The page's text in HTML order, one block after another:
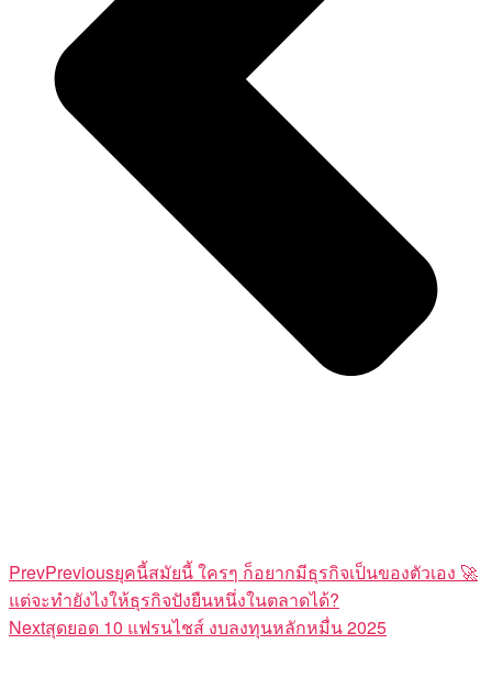
PrevPreviousยุคนี้สมัยนี้ ใครๆ ก็อยากมีธุรกิจเป็นของตัวเอง
แต่จะทำยังไงให้ธุรกิจปังยืนหนึ่งในตลาดได้?
Nextสุดยอด 10 แฟรนไชส์ งบลงทุนหลักหมื่น 2025